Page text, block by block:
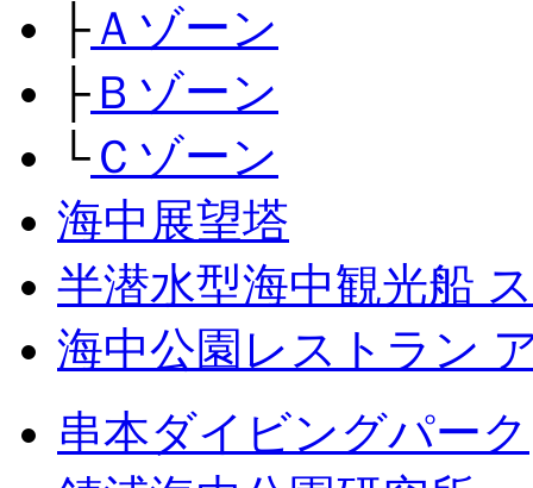
├ Ａゾーン
├ Ｂゾーン
└ Ｃゾーン
海中展望塔
半潜水型海中観光船
海中公園レストラン
串本ダイビングパーク